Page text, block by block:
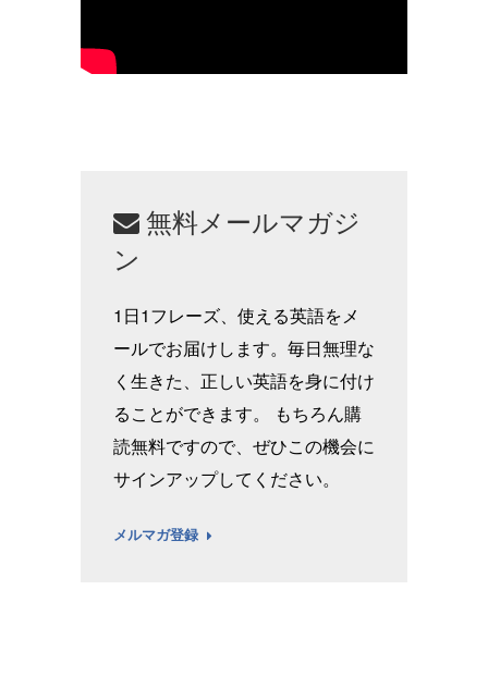
無料メールマガジ
ン
1日1フレーズ、使える英語をメ
ールでお届けします。毎日無理な
く生きた、正しい英語を身に付け
ることができます。 もちろん購
読無料ですので、ぜひこの機会に
サインアップしてください。
メルマガ登録